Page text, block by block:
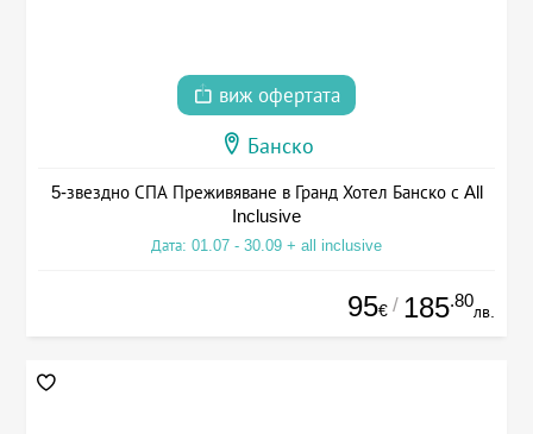
виж офертата
Банско
5-звездно СПА Преживяване в Гранд Хотел Банско с All
Inclusive
Дата: 01.07 - 30.09 + all inclusive
95€ / 185.80
лв.